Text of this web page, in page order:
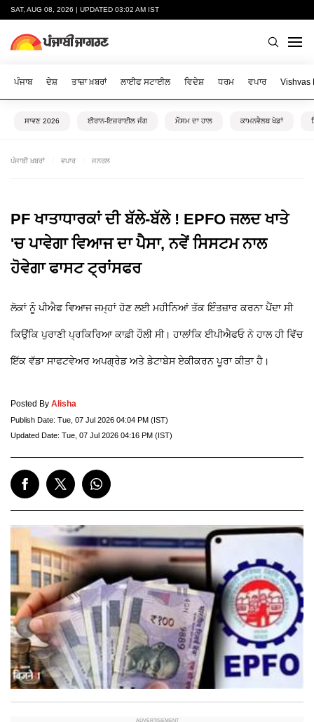
SAT, AUG 08, 2026 | UPDATED 03:02 AM IST
ਪੰਜਾਬ ਦੇਸ਼ ਤਾਜ਼ਾ ਖ਼ਬਰਾਂ ਲਾਈਫ ਸਟਾਈਲ ਵਿਦੇਸ਼ ਧਰਮ ਵਪਾਰ Vishvas
ਸਾਵਣ 2026 ਈਰਾਨ-ਇਜ਼ਰਾਈਲ ਜੰਗ ਮੌਸਮ ਦਾ ਹਾਲ ਕਾਮਨਵੈਲਥ ਖੇਡਾਂ
ਪੰਜਾਬੀ ਖ਼ਬਰਾਂ ਵਪਾਰ ਜਨਰਲ
PF ਖਾਤਾਧਾਰਕਾਂ ਦੀ ਬੱਲੇ-ਬੱਲੇ ! EPFO ਜਲਦ ਖਾਤੇ
'ਚ ਪਾਵੇਗਾ ਵਿਆਜ ਦਾ ਪੈਸਾ, ਨਵੇਂ ਸਿਸਟਮ ਨਾਲ
ਹੋਵੇਗਾ ਫਾਸਟ ਟ੍ਰਾਂਸਫਰ
ਲੋਕਾਂ ਨੂੰ ਪੀਐਫ ਵਿਆਜ ਜਮ੍ਹਾਂ ਹੋਣ ਲਈ ਮਹੀਨਿਆਂ ਤੱਕ ਇੰਤਜ਼ਾਰ ਕਰਨਾ ਪੈਂਦਾ ਸੀ
ਕਿਉਂਕਿ ਪੁਰਾਣੀ ਪ੍ਰਕਿਰਿਆ ਕਾਫ਼ੀ ਹੌਲੀ ਸੀ। ਹਾਲਾਂਕਿ ਈਪੀਐਫਓ ਨੇ ਹਾਲ ਹੀ ਵਿੱਚ
ਇੱਕ ਵੱਡਾ ਸਾਫਟਵੇਅਰ ਅਪਗ੍ਰੇਡ ਅਤੇ ਡੇਟਾਬੇਸ ਏਕੀਕਰਨ ਪੂਰਾ ਕੀਤਾ ਹੈ।
Posted By Alisha
Publish Date: Tue, 07 Jul 2026 04:04 PM (IST)
Updated Date: Tue, 07 Jul 2026 04:16 PM (IST)